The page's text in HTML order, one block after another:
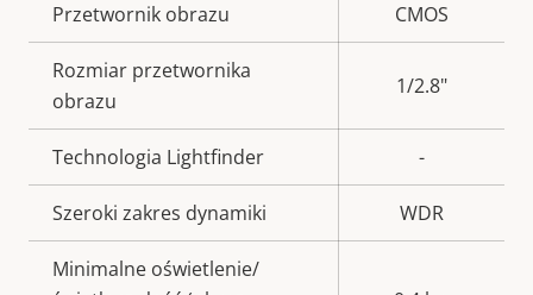
Opis
nieruchomości
nieruchomości
Przetwornik obrazu CMOS
Rozmiar przetwornika
obrazu
1/2.8"
Technologia Lightfinder -
Szeroki zakres dynamiki WDR
Minimalne oświetlenie/